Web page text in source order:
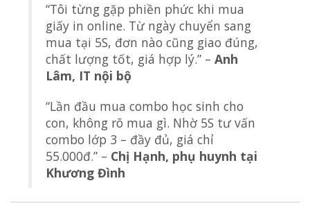
“Tôi từng gặp phiền phức khi mua
giấy in online. Từ ngày chuyển sang
mua tại 5S, đơn nào cũng giao đúng,
chất lượng tốt, giá hợp lý.” –Anh
Lâm, IT nội bộ
“Lần đầu mua combo học sinh cho
con, không rõ mua gì. Nhờ 5S tư vấn
combo lớp 3 – đầy đủ, giá chỉ
55.000đ.” – Chị Hạnh, phụ huynh tại
Khương Đình